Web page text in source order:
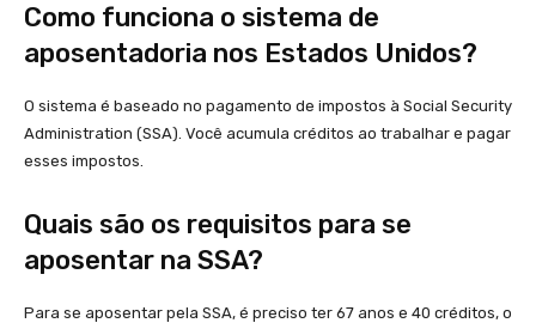
Como funciona o sistema de
aposentadoria nos Estados Unidos?
O sistema é baseado no pagamento de impostos à Social Security
Administration (SSA). Você acumula créditos ao trabalhar e pagar
esses impostos.
Quais são os requisitos para se
aposentar na SSA?
Para se aposentar pela SSA, é preciso ter 67 anos e 40 créditos, o